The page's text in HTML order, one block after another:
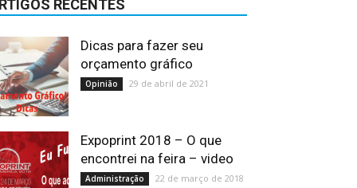
RECENTES
Dicas para fazer seu
orçamento gráfico
Opinião 29 de abril de 2021
Expoprint 2018 – O que
encontrei na feira – video
Administração 22 de março de 2018